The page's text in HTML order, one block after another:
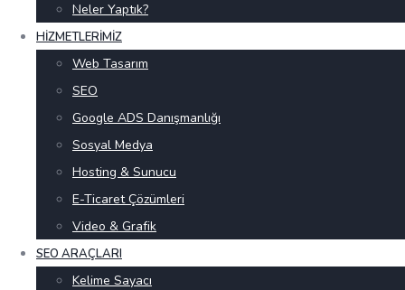
Neler Yaptık?
HIZMETLERIMIZ
Web Tasarım
SEO
Google ADS Danışmanlığı
Sosyal Medya
Hosting & Sunucu
E-Ticaret Çözümleri
Video & Grafik
SEO ARAÇLARI
Kelime Sayacı